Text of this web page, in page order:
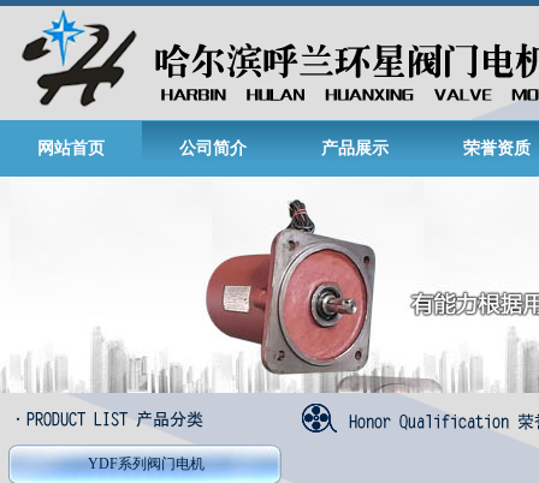
网站首页 公司简介 产品展示 荣誉资质
YDF系列阀门电机